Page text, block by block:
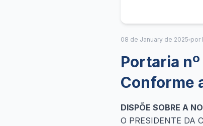
08 de January de 2025 por
Portaria
Conforme
DISPÕE SOBRE A
O PRESIDENTE DA